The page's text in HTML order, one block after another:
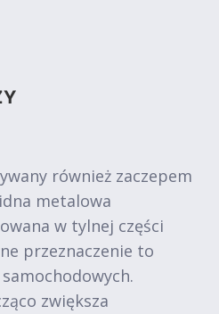
również zaczepem
metalowa
w tylnej części
przeznaczenie to
zwiększa